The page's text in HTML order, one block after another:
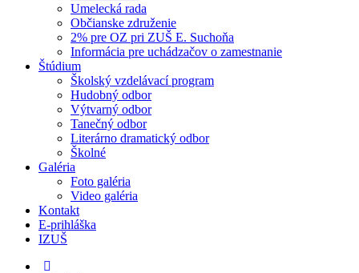
Umelecká rada
Občianske združenie
2% pre OZ pri ZUŠ E. Suchoňa
Informácia pre uchádzačov o zamestnanie
Štúdium
Školský vzdelávací program
Hudobný odbor
Výtvarný odbor
Tanečný odbor
Literárno dramatický odbor
Školné
Galéria
Foto galéria
Video galéria
Kontakt
E-prihláška
IZUŠ